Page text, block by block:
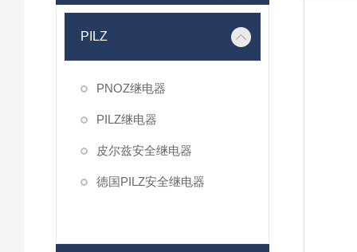
PILZ
PNOZ继电器
PILZ继电器
皮尔兹安全继电器
德国PILZ安全继电器